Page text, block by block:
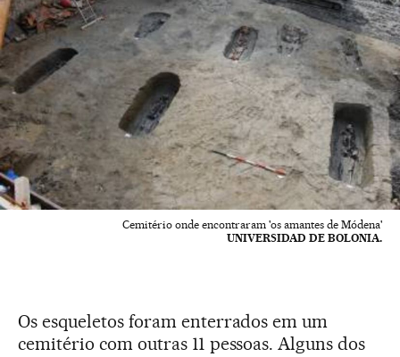
Cemitério onde encontraram 'os amantes de Módena'
UNIVERSIDAD DE BOLONIA.
Os esqueletos foram enterrados em um
cemitério com outras 11 pessoas. Alguns dos